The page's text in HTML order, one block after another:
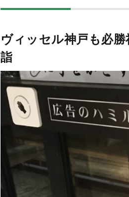
ヴィッセル神戸も必
詣